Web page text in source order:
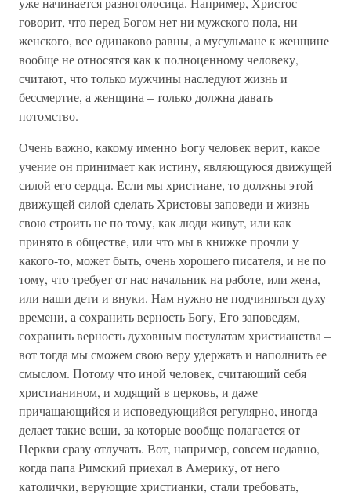
говорит, что перед Богом нет ни мужского пола, ни
женского, все одинаково равны, а мусульмане к женщине
вообще не относятся как к полноценному человеку,
считают, что только мужчины наследуют жизнь и
бессмертие, а женщина – только должна давать
потомство.
Очень важно, какому именно Богу человек верит, какое
учение он принимает как истину, являющуюся движущей
силой его сердца. Если мы христиане, то должны этой
движущей силой сделать Христовы заповеди и жизнь
свою строить не по тому, как люди живут, или как
принято в обществе, или что мы в книжке прочли у
какого-то, может быть, очень хорошего писателя, и не по
тому, что требует от нас начальник на работе, или жена,
или наши дети и внуки. Нам нужно не подчиняться духу
времени, а сохранить верность Богу, Его заповедям,
сохранить верность духовным постулатам христианства –
вот тогда мы сможем свою веру удержать и наполнить ее
смыслом. Потому что иной человек, считающий себя
христианином, и ходящий в церковь, и даже
причащающийся и исповедующийся регулярно, иногда
делает такие вещи, за которые вообще полагается от
Церкви сразу отлучать. Вот, например, совсем недавно,
когда папа Римский приехал в Америку, от него
католички, верующие христианки, стали требовать,